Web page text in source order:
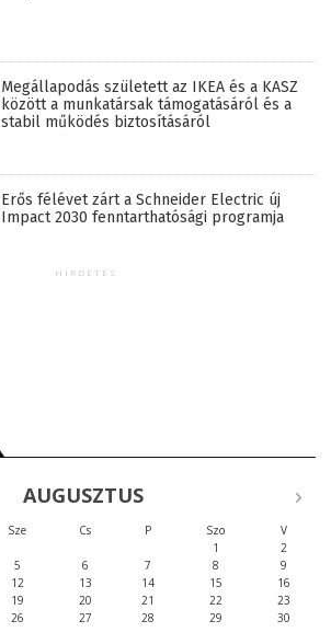
Megállapodás született az IKEA és a KASZ
között a munkatársak támogatásáról és a
stabil működés biztosításáról
Erős félévet zárt a Schneider Electric új
Impact 2030 fenntarthatósági programja
HIRDETÉS
AUGUSZTUS
Sze Cs P Szo
V
1
2
5 6 7 8
9
12 13 14 15
16
19 20 21 22
23
26 27 28 29
30